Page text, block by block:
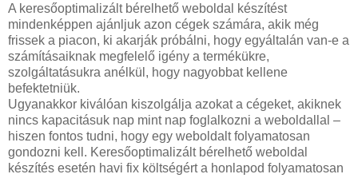
A keresőoptimalizált bérelhető weboldal készítést
mindenképpen ajánljuk azon cégek számára, akik még
frissek a piacon, ki akarják próbálni, hogy egyáltalán van-e a
számításaiknak megfelelő igény a termékükre,
szolgáltatásukra anélkül, hogy nagyobbat kellene
befektetniük.
Ugyanakkor kiválóan kiszolgálja azokat a cégeket, akiknek
nincs kapacitásuk nap mint nap foglalkozni a weboldallal –
hiszen fontos tudni, hogy egy weboldalt folyamatosan
gondozni kell. Keresőoptimalizált bérelhető weboldal
készítés esetén havi fix költségért a honlapod folyamatosan